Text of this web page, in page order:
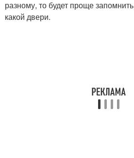
разному, то будет проще
какой двери.